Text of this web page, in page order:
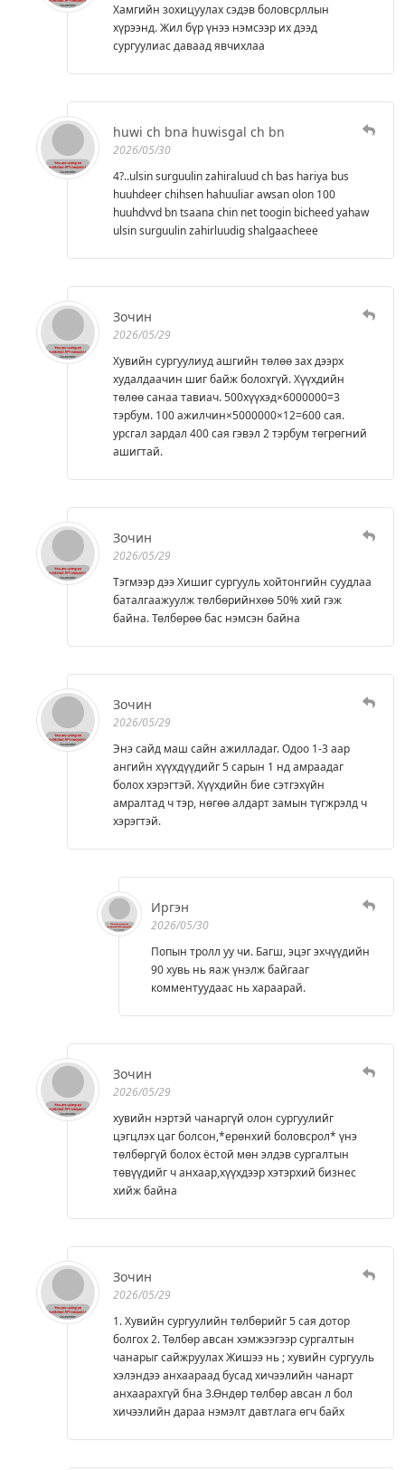
Хамгийн зохицуулах сэдэв боловсрллын
хүрээнд. Жил бүр үнээ нэмсээр их дээд
сургуулиас даваад явчихлаа
huwi ch bna huwisgal ch bn
2026/05/30
4?..ulsin surguulin zahiraluud ch bas hariya bus
huuhdeer chihsen hahuuliar awsan olon 100
huuhdvvd bn tsaana chin net toogin bicheed yahaw
ulsin surguulin zahirluudig shalgaacheee
Зочин
2026/05/29
Хувийн сургуулиуд ашгийн төлөө зах дээрх
худалдаачин шиг байж болохгүй. Хүүхдийн
төлөө санаа тавиач. 500хүүхэд×6000000=3
тэрбум. 100 ажилчин×5000000×12=600 сая.
урсгал зардал 400 сая гэвэл 2 тэрбум төгрөгний
ашигтай.
Зочин
2026/05/29
Тэгмээр дээ Хишиг сургууль хойтонгийн суудлаа
баталгаажуулж төлбөрийнхөө 50% хий гэж
байна. Төлбөрөө бас нэмсэн байна
Зочин
2026/05/29
Энэ сайд маш сайн ажилладаг. Одоо 1-3 аар
ангийн хүүхдүүдийг 5 сарын 1 нд амраадаг
болох хэрэгтэй. Хүүхдийн бие сэтгэхүйн
амралтад ч тэр, нөгөө алдарт замын түгжрэлд ч
хэрэгтэй.
Иргэн
2026/05/30
Попын тролл уу чи. Багш, эцэг эхчүүдийн
90 хувь нь яаж үнэлж байгааг
комментуудаас нь хараарай.
Зочин
2026/05/29
хувийн нэртэй чанаргүй олон сургуулийг
цэгцлэх цаг болсон,*ерөнхий боловсрол* үнэ
төлбөргүй болох ёстой мөн элдэв сургалтын
төвүүдийг ч анхаар,хүүхдээр хэтэрхий бизнес
хийж байна
Зочин
2026/05/29
1. Хувийн сургуулийн төлбөрийг 5 сая дотор
болгох 2. Төлбөр авсан хэмжээгээр сургалтын
чанарыг сайжруулах Жишээ нь ; хувийн сургууль
хэлэндээ анхаараад бусад хичээлийн чанарт
анхаарахгүй бна 3.Өндөр төлбөр авсан л бол
хичээлийн дараа нэмэлт давтлага өгч байх